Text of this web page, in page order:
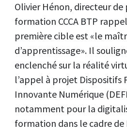
Olivier Hénon, directeur
formation CCCA BTP
première cible est «le
d’apprentissage». Il
enclenché sur la réalité
l’appel à projet Dispositifs
Innovante Numérique
notamment pour la
formation dans le cadre de